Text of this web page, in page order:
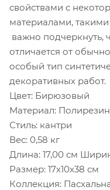
свойствами с
материалами, такими
важно подчеркнуть,
отличается от
особый тип
декоративных работ.
Цвет: Бирюзовый
Материал: Полирезин
Стиль: кантри
Вес: 0,58 кг
Длина: 17,00 см
Размер: 17х10х38 см
Коллекция: